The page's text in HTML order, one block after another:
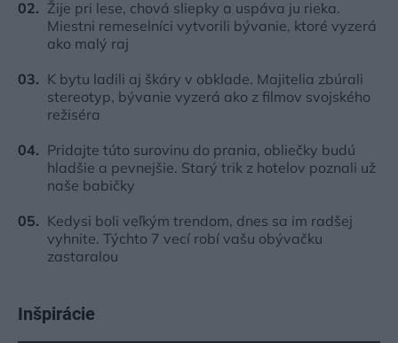
Žije pri lese, chová sliepky a uspáva ju rieka.
Miestni remeselníci vytvorili bývanie, ktoré vyzerá
ako malý raj
K bytu ladili aj škáry v obklade. Majitelia zbúrali
stereotyp, bývanie vyzerá ako z filmov svojského
režiséra
Pridajte túto surovinu do prania, obliečky budú
hladšie a pevnejšie. Starý trik z hotelov poznali už
naše babičky
Kedysi boli veľkým trendom, dnes sa im radšej
vyhnite. Týchto 7 vecí robí vašu obývačku
zastaralou
Inšpirácie